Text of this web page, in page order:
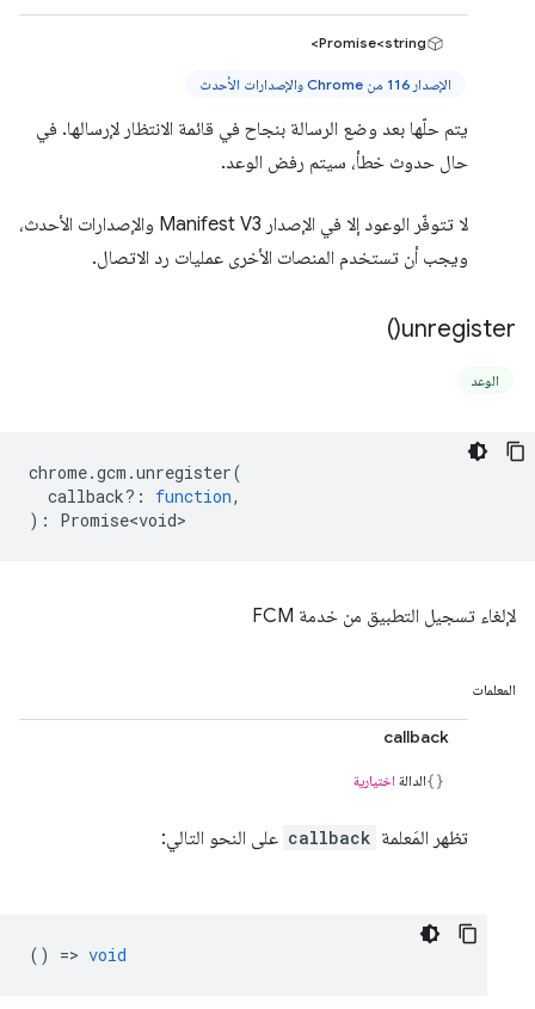
Promise<string>
الإصدار 116 من Chrome والإصدارات الأحدث
يتم حلّها بعد وضع الرسالة بنجاح في قائمة الانتظار لإرسالها. في
حال حدوث خطأ، سيتم رفض الوعد.
لا تتوفّر الوعود إلا في الإصدار Manifest V3 والإصدارات الأحدث،
ويجب أن تستخدم المنصات الأخرى عمليات رد الاتصال.
unregister(
)
الوعد
chrome.gcm .unregister(
callback? : function,
) : Promise<void>
لإلغاء تسجيل التطبيق من خدمة FCM
المعلمات
callback
الدالة اختيارية
تظهر المَعلمة callback على النحو التالي:
() => void